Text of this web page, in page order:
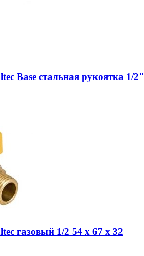
Base стальная рукоятка 1/2"
газовый 1/2 54 х 67 х 32